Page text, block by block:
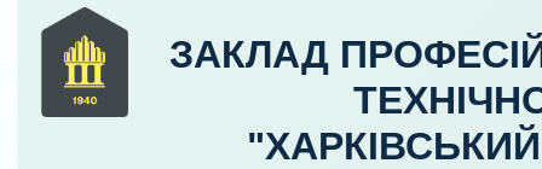
ЗАКЛАД